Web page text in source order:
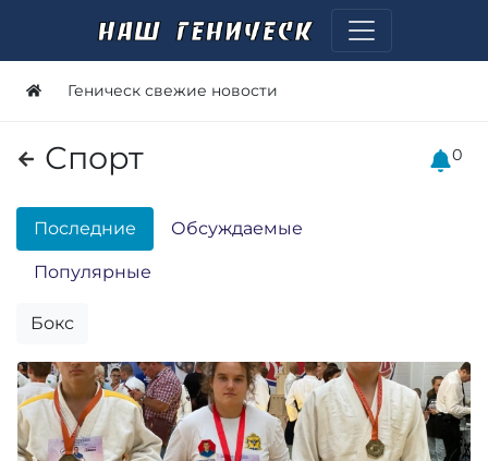
Геническ свежие новости
Спорт 0
Последние Обсуждаемые
Популярные
Бокс